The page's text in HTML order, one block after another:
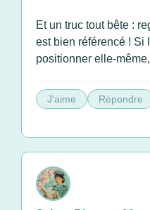
Et un truc tout bête :
est bien référencé ! Si
positionner elle-
J'aime Répondre